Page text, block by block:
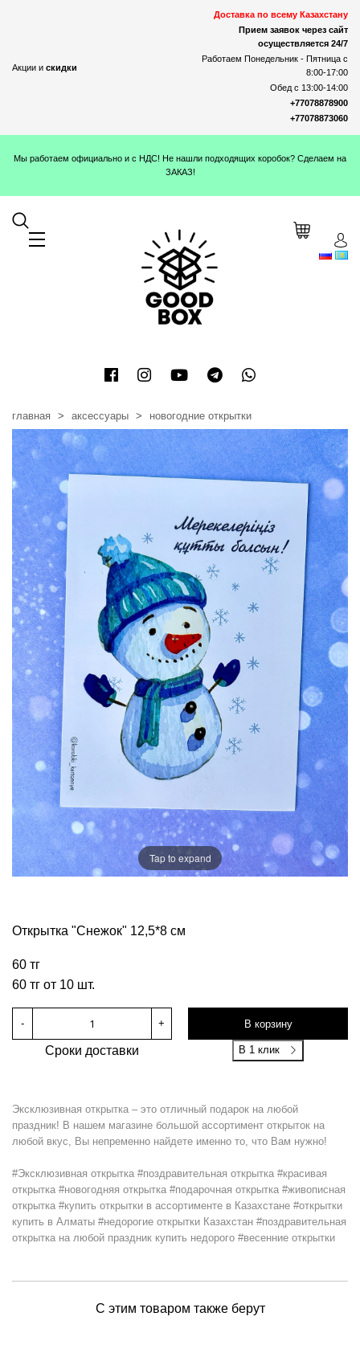
Акции и скидки
Доставка по всему Казахстану
Прием заявок через сайт
осуществляется 24/7
Работаем Понедельник - Пятница с
8:00-17:00
Обед с 13:00-14:00
+77078878900
+77078873060
Мы работаем официально и с НДС! Не нашли подходящих коробок? Сделаем на
ЗАКАЗ!
главная аксессуары новогодние открытки
Tap to expand
Открытка "Снежок" 12,5*8 см
60 тг
60 тг от 10 шт.
- + В корзину
Сроки доставки В 1 клик
Эксклюзивная открытка – это отличный подарок на любой
праздник! В нашем магазине большой ассортимент открыток на
любой вкус, Вы непременно найдете именно то, что Вам нужно!
#Эксклюзивная открытка #поздравительная открытка #красивая
открытка #новогодняя открытка #подарочная открытка #живописная
открытка #купить открытки в ассортименте в Казахстане #открытки
купить в Алматы #недорогие открытки Казахстан #поздравительная
открытка на любой праздник купить недорого #весенние открытки
С этим товаром также берут